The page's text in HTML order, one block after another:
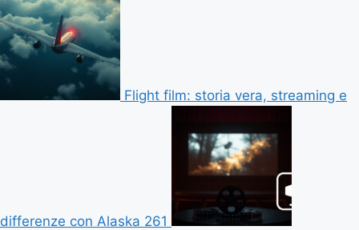
Flight film: storia vera, streaming e
differenze con Alaska 261